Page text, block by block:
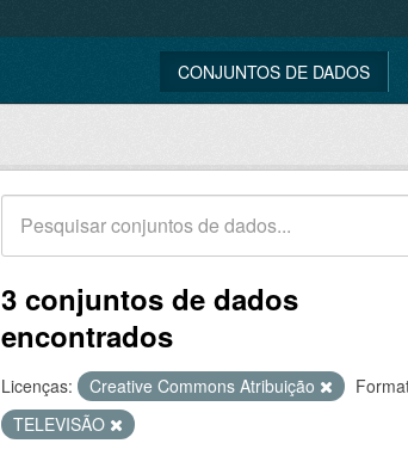
CONJUNTOS DE DADOS
3 conjuntos de dados
encontrados
Licenças: Creative Commons Atribuição
TELEVISÃO